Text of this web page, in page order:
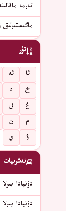
تەرمە
تۈر
ئا ئە
خ
د
غ
ف
م
ن
ۋ
ي
نەشرىيات
دۇنيادا بىرلا خوتەن
دۇنيادا بىرلا خوتەن